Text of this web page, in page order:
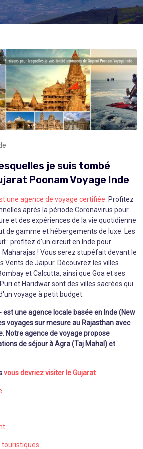
je suis tombé
Poonam Voyage Inde
une agence de voyage certifiée. Profitez
après la période Coronavirus pour
et des expériences de la vie quotidienne
de gamme et hébergements de luxe. Les
: profitez d'un circuit en Inde pour
! Vous serez stupéfait devant le
Vents de Jaipur. Découvrez les villes
et Calcutta, ainsi que Goa et ses
et Haridwar sont des villes sacrées qui
voyage à petit budget.
est une agence locale basée en Inde (New
voyages sur mesure au Rajasthan avec
Notre agence de voyage propose
de séjour à Agra (Taj Mahal) et
vous devriez visiter le Gujarat
touristiques